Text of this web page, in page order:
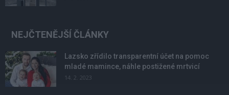
NEJČTENĚJŠÍ ČLÁNKY
Lazsko zřídilo transparentní účet na pomoc
mladé mamince, náhle postižené mrtvicí
14. 2. 2023